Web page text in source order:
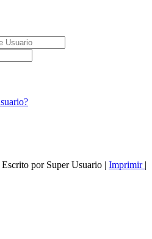
Escrito por Super Usuario | Imprimir |